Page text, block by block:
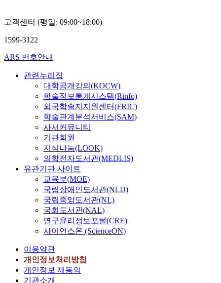
고객센터 (평일: 09:00~18:00)
1599-3122
ARS 번호안내
관련누리집
대학공개강의(KOCW)
학술정보통계시스템(Rinfo)
외국학술지지원센터(FRIC)
학술관계분석서비스(SAM)
사서커뮤니티
기관회원
지식나눔(LOOK)
의학전자도서관(MEDLIS)
유관기관 사이트
교육부(MOE)
국립장애인도서관(NLD)
국립중앙도서관(NL)
국회도서관(NAL)
연구윤리정보포털(CRE)
사이언스온 (ScienceON)
이용약관
개인정보처리방침
개인정보 재동의
기관소개